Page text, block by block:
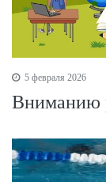
5 февраля 2026
Вниманию